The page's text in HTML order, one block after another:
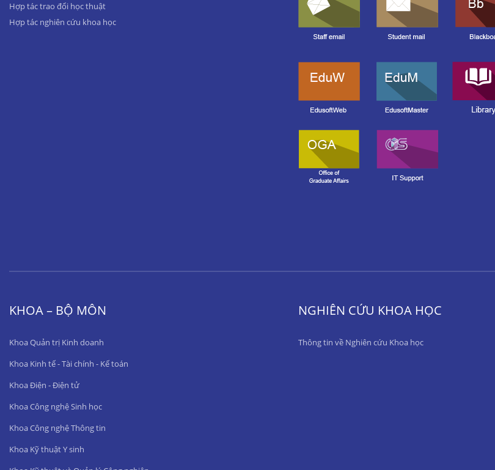
Hợp tác trao đổi học thuật
Hợp tác nghiên cứu khoa học
KHOA – BỘ MÔN
Khoa Quản trị Kinh doanh
Khoa Kinh tế - Tài chính - Kế toán
Khoa Điện - Điện tử
Khoa Công nghệ Sinh học
Khoa Công nghệ Thông tin
Khoa Kỹ thuật Y sinh
NGHIÊN CỨU KHOA HỌC
Thông tin về Nghiên cứu Khoa học